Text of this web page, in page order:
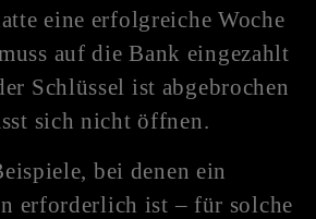
eine erfolgreiche Woche
auf die Bank eingezahlt
Schlüssel ist abgebrochen
sich nicht öffnen.
bei denen ein
erforderlich ist – für solche